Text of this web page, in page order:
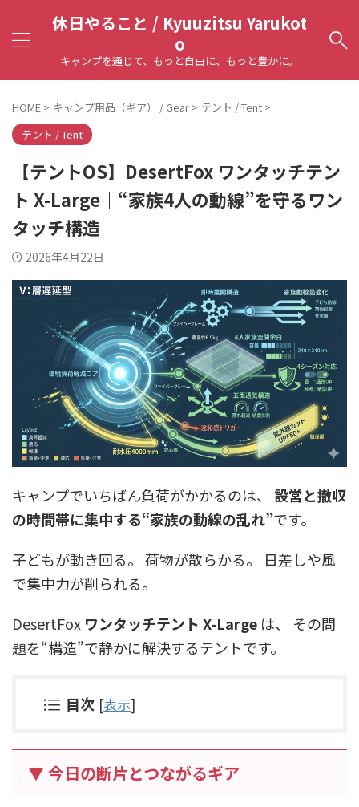
休日やること / Kyuuzitsu Yarukot
o
キャンプを通じて、もっと自由に、もっと豊かに。
HOME > キャンプ用品（ギア） / Gear > テント / Tent >
テント / Tent
【テントOS】DesertFox ワンタッチテン
ト X-Large｜“家族4人の動線”を守るワン
タッチ構造
2026年4月22日
キャンプでいちばん負荷がかかるのは、 設営と撤収
の時間帯に集中する“家族の動線の乱れ”です。
子どもが動き回る。 荷物が散らかる。 日差しや風
で集中力が削られる。
DesertFox ワンタッチテント X-Large は、 その問
題を“構造”で静かに解決するテントです。
目次 [表示]
▼ 今日の断片とつながるギア